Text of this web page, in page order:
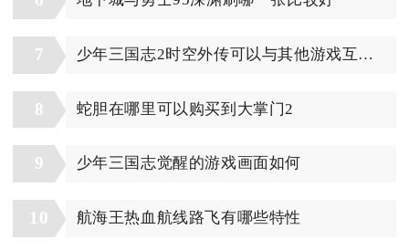
7 少年三国志2时空外传可以与其他游戏互通吗
8 蛇胆在哪里可以购买到大掌门2
9 少年三国志觉醒的游戏画面如何
10 航海王热血航线路飞有哪些特性